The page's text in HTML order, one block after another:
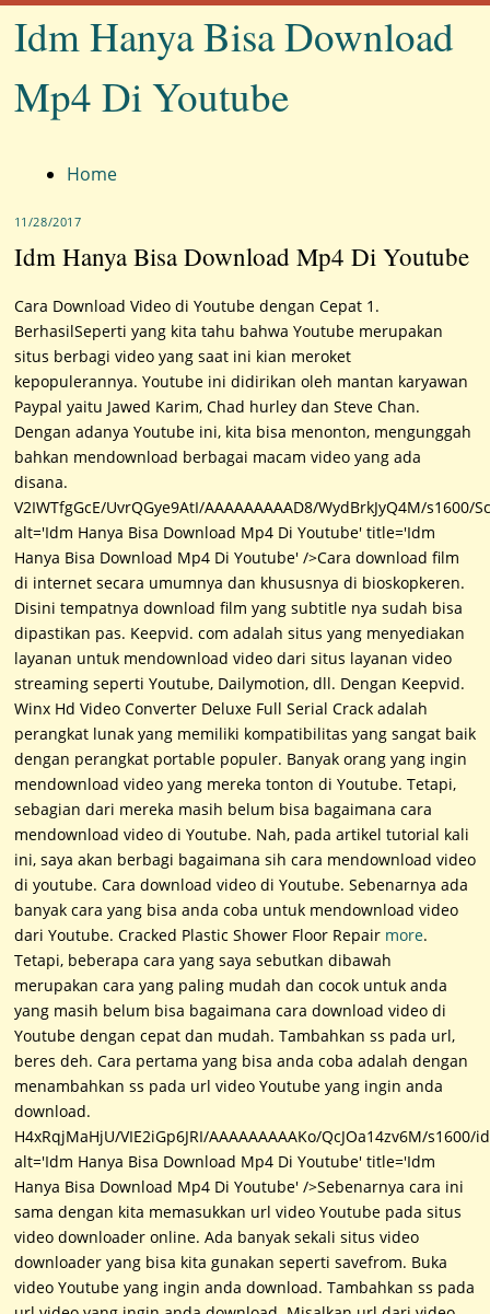
Idm Hanya Bisa Download
Mp4 Di Youtube
Menu Home
11/28/2017
Idm Hanya Bisa Download Mp4 Di Youtube
Cara Download Video di Youtube dengan Cepat 1.
BerhasilSeperti yang kita tahu bahwa Youtube merupakan
situs berbagi video yang saat ini kian meroket
kepopulerannya. Youtube ini didirikan oleh mantan karyawan
Paypal yaitu Jawed Karim, Chad hurley dan Steve Chan.
Dengan adanya Youtube ini, kita bisa menonton, mengunggah
bahkan mendownload berbagai macam video yang ada
disana.
V2IWTfgGcE/UvrQGye9AtI/AAAAAAAAAD8/WydBrkJyQ4M/s1600/
alt='Idm Hanya Bisa Download Mp4 Di Youtube' title='Idm
Hanya Bisa Download Mp4 Di Youtube' />Cara download film
di internet secara umumnya dan khususnya di bioskopkeren.
Disini tempatnya download film yang subtitle nya sudah bisa
dipastikan pas. Keepvid. com adalah situs yang menyediakan
layanan untuk mendownload video dari situs layanan video
streaming seperti Youtube, Dailymotion, dll. Dengan Keepvid.
Winx Hd Video Converter Deluxe Full Serial Crack adalah
perangkat lunak yang memiliki kompatibilitas yang sangat baik
dengan perangkat portable populer. Banyak orang yang ingin
mendownload video yang mereka tonton di Youtube. Tetapi,
sebagian dari mereka masih belum bisa bagaimana cara
mendownload video di Youtube. Nah, pada artikel tutorial kali
ini, saya akan berbagi bagaimana sih cara mendownload video
di youtube. Cara download video di Youtube. Sebenarnya ada
banyak cara yang bisa anda coba untuk mendownload video
dari Youtube. Cracked Plastic Shower Floor Repair more.
Tetapi, beberapa cara yang saya sebutkan dibawah
merupakan cara yang paling mudah dan cocok untuk anda
yang masih belum bisa bagaimana cara download video di
Youtube dengan cepat dan mudah. Tambahkan ss pada url,
beres deh. Cara pertama yang bisa anda coba adalah dengan
menambahkan ss pada url video Youtube yang ingin anda
download.
H4xRqjMaHjU/VIE2iGp6JRI/AAAAAAAAAKo/QcJOa14zv6M/s1600/
alt='Idm Hanya Bisa Download Mp4 Di Youtube' title='Idm
Hanya Bisa Download Mp4 Di Youtube' />Sebenarnya cara ini
sama dengan kita memasukkan url video Youtube pada situs
video downloader online. Ada banyak sekali situs video
downloader yang bisa kita gunakan seperti savefrom. Buka
video Youtube yang ingin anda download. Tambahkan ss pada